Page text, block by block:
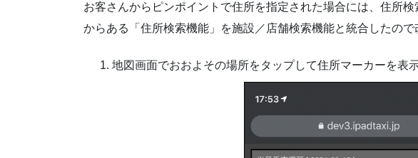
お客さんからピンポイントで住所を指定された場合には、住所
からある「住所検索機能」を施設／店舗検索機能と統合したので
地図画面でおおよその場所をタップして住所マーカーを表